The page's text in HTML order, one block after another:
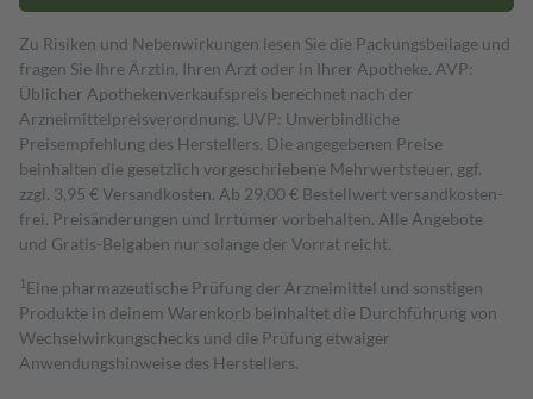
Zu Risiken und Nebenwirkungen lesen Sie die Packungsbeilage und
fragen Sie Ihre Ärztin, Ihren Arzt oder in Ihrer Apotheke. AVP:
Üblicher Apothekenverkaufspreis berechnet nach der
Arzneimittelpreisverordnung. UVP: Unverbindliche
Preisempfehlung des Herstellers. Die angegebenen Preise
beinhalten die gesetzlich vorgeschriebene Mehrwertsteuer, ggf.
zzgl. 3,95 € Versandkosten. Ab 29,00 € Bestell­wert versand­kosten­
frei. Preisänderungen und Irrtümer vorbehalten. Alle Angebote
und Gratis-Beigaben nur solange der Vorrat reicht.
1 Eine pharmazeutische Prüfung der Arzneimittel und sonstigen
Produkte in deinem Warenkorb beinhaltet die Durchführung von
Wechselwirkungschecks und die Prüfung etwaiger
Anwendungshinweise des Herstellers.